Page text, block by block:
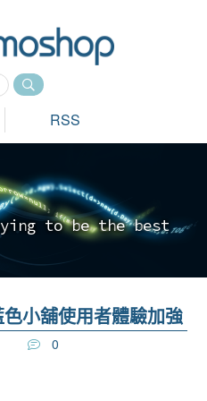
RSS
yi ng to be the best_
小舖使用者體驗加強
0